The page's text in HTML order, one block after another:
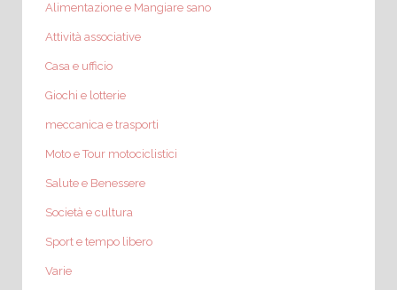
Alimentazione e Mangiare sano
Attività associative
Casa e ufficio
Giochi e lotterie
meccanica e trasporti
Moto e Tour motociclistici
Salute e Benessere
Società e cultura
Sport e tempo libero
Varie